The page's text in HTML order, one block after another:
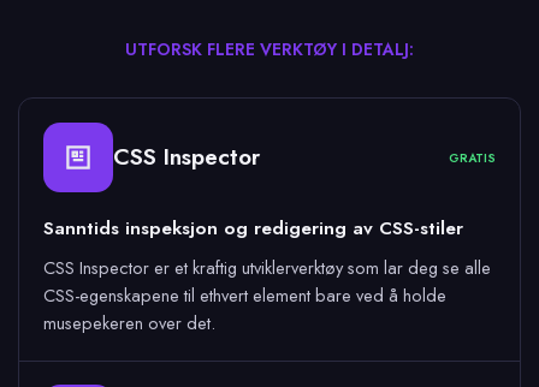
UTFORSK FLERE VERKTØY I DETALJ:
CSS Inspector GRATIS
Sanntids inspeksjon og redigering av CSS-stiler
CSS Inspector er et kraftig utviklerverktøy som lar deg se alle
CSS-egenskapene til ethvert element bare ved å holde
musepekeren over det.